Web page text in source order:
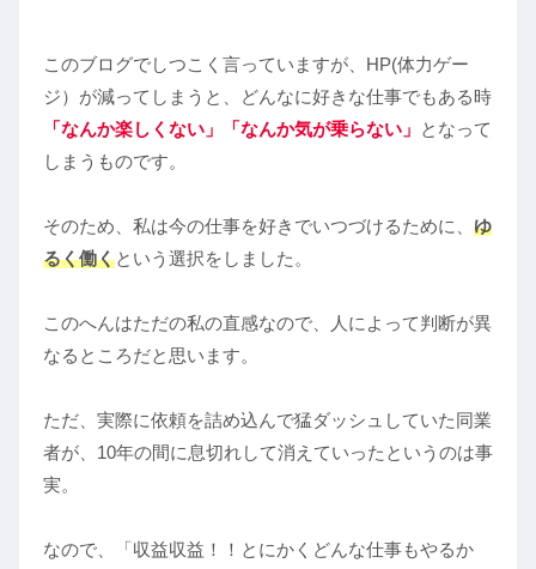
このブログでしつこく言っていますが、HP(体力ゲー
ジ）が減ってしまうと、どんなに好きな仕事でもある時
「なんか楽しくない」「なんか気が乗らない」 となって
しまうものです。
そのため、私は今の仕事を好きでいつづけるために、 ゆ
るく働くという選択をしました。
このへんはただの私の直感なので、人によって判断が異
なるところだと思います。
ただ、実際に依頼を詰め込んで猛ダッシュしていた同業
者が、10年の間に息切れして消えていったというのは事
実。
なので、「収益収益！！とにかくどんな仕事もやるか